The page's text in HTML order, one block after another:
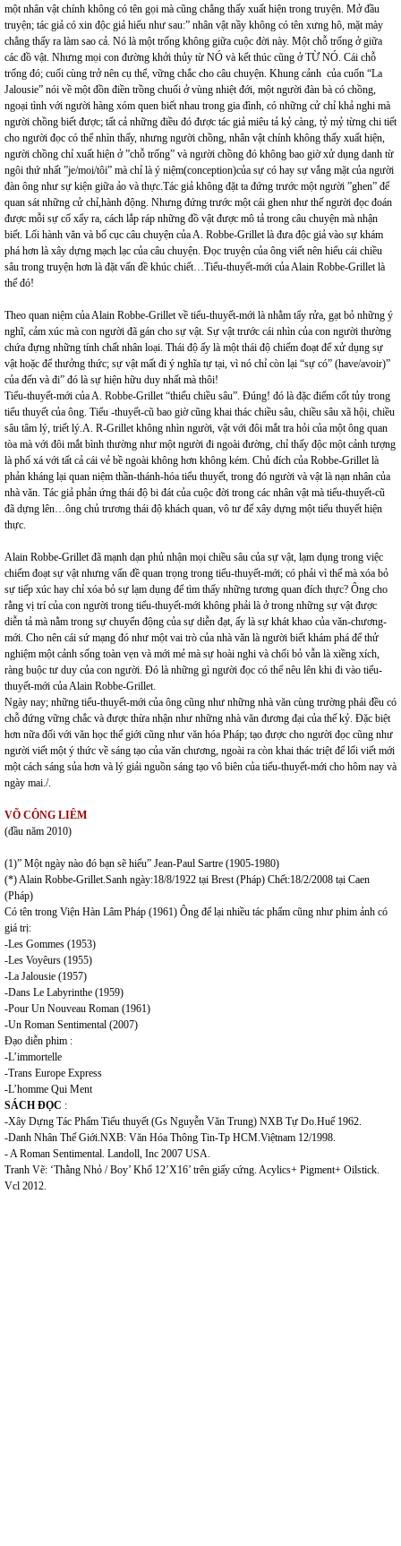
một nhân vật chính không có tên gọi mà cũng chẳng thấy xuất hiện trong truyện. Mở đầu
truyện; tác giả có xin độc giả hiểu như sau:” nhân vật nầy không có tên xưng hô, mặt mày
chẳng thấy ra làm sao cả. Nó là một trống không giữa cuộc đời này. Một chỗ trống ở giữa
các đồ vật. Nhưng mọi con đường khởi thủy từ NÓ và kết thúc cũng ở TỪ NÓ. Cái chỗ
trống đó; cuối cùng trở nên cụ thể, vững chắc cho câu chuyện. Khung cảnh của cuốn “La
Jalousie” nói về một đồn điền trồng chuối ở vùng nhiệt đới, một người đàn bà có chồng,
ngoại tình với người hàng xóm quen biết nhau trong gia đình, có những cử chỉ khả nghi mà
người chồng biết được; tất cả những điều đó được tác giả miêu tả kỷ càng, tỷ mỷ từng chi tiết
cho người đọc có thể nhìn thấy, nhưng người chồng, nhân vật chính không thấy xuất hiện,
người chồng chỉ xuất hiện ở ”chỗ trống” và người chồng đó không bao giờ xử dụng danh từ
ngôi thứ nhất ”je/moi/tôi” mà chỉ là ý niệm(conception)của sự có hay sự vắng mặt của người
đàn ông như sự kiện giữa ảo và thực.Tác giả không đặt ta đứng trước một người ”ghen” để
quan sát những cử chỉ,hành động. Nhưng đứng trước một cái ghen như thế người đọc đoán
được mỗi sự cố xẩy ra, cách lắp ráp những đồ vật được mô tả trong câu chuyện mà nhận
biết. Lối hành văn và bố cục câu chuyện của A. Robbe-Grillet là đưa độc giả vào sự khám
phá hơn là xây dựng mạch lạc của câu chuyện. Đọc truyện của ông viết nên hiểu cái chiều
sâu trong truyện hơn là đặt vấn đề khúc chiết…Tiểu-thuyết-mới của Alain Robbe-Grillet là
thế đó!
Theo quan niệm của Alain Robbe-Grillet về tiểu-thuyết-mới là nhằm tẩy rửa, gạt bỏ những ý
nghĩ, cảm xúc mà con người đã gán cho sự vật. Sự vật trước cái nhìn của con người thường
chứa đựng những tính chất nhân loại. Thái độ ấy là một thái độ chiếm đoạt để xử dụng sự
vật hoặc để thưởng thức; sự vật mất đi ý nghĩa tự tại, vì nó chỉ còn lại “sự có” (have/avoir)”
của đến và đi” đó là sự hiện hữu duy nhất mà thôi!
Tiểu-thuyết-mới của A. Robbe-Grillet “thiếu chiều sâu”. Đúng! đó là đặc điểm cốt tủy trong
tiểu thuyết của ông. Tiểu -thuyết-cũ bao giờ cũng khai thác chiều sâu, chiều sâu xã hội, chiều
sâu tâm lý, triết lý.A. R-Grillet không nhìn người, vật với đôi mắt tra hỏi của một ông quan
tòa mà với đôi mắt bình thường như một người đi ngoài đường, chỉ thấy độc một cảnh tượng
là phố xá với tất cả cái vẻ bề ngoài không hơn không kém. Chủ đích của Robbe-Grillet là
phản kháng lại quan niệm thần-thánh-hóa tiểu thuyết, trong đó người và vật là nạn nhân của
nhà văn. Tác giả phản ứng thái độ bi đát của cuộc đời trong các nhân vật mà tiểu-thuyết-cũ
đã dựng lên…ông chủ trương thái độ khách quan, vô tư để xây dựng một tiểu thuyết hiện
thực.
Alain Robbe-Grillet đã mạnh dạn phủ nhận mọi chiều sâu của sự vật, lạm dụng trong việc
chiếm đoạt sự vật nhưng vấn đề quan trọng trong tiểu-thuyết-mới; có phải vì thế mà xóa bỏ
sự tiếp xúc hay chỉ xóa bỏ sự lạm dụng để tìm thấy những tương quan đích thực? Ông cho
rằng vị trí của con người trong tiểu-thuyết-mới không phải là ở trong những sự vật được
diễn tả mà nằm trong sự chuyển động của sự diễn đạt, ấy là sự khát khao của văn-chương-
mới. Cho nên cái sứ mạng đó như một vai trò của nhà văn là người biết khám phá để thử
nghiệm một cảnh sống toàn vẹn và mới mẻ mà sự hoài nghi và chối bỏ vẫn là xiềng xích,
ràng buộc tư duy của con người. Đó là những gì người đọc có thể nêu lên khi đi vào tiểu-
thuyết-mới của Alain Robbe-Grillet.
Ngày nay; những tiểu-thuyết-mới của ông cũng như những nhà văn cùng trường phái đều có
chỗ đứng vững chắc và được thừa nhận như những nhà văn đương đại của thế kỷ. Đặc biệt
hơn nữa đối với văn học thế giới cũng như văn hóa Pháp; tạo được cho người đọc cũng như
người viết một ý thức về sáng tạo của văn chương, ngoài ra còn khai thác triệt để lối viết mới
một cách sáng sủa hơn và lý giải nguồn sáng tạo vô biên của tiểu-thuyết-mới cho hôm nay và
ngày mai./.
VÕ CÔNG LIÊM
(đầu năm 2010)
(1)” Một ngày nào đó bạn sẽ hiểu” Jean-Paul Sartre (1905-1980)
(*) Alain Robbe-Grillet.Sanh ngày:18/8/1922 tại Brest (Pháp) Chết:18/2/2008 tại Caen
(Pháp)
Có tên trong Viện Hàn Lâm Pháp (1961) Ông để lại nhiều tác phẩm cũng như phim ảnh có
giá trị:
-Les Gommes (1953)
-Les Voyêurs (1955)
-La Jalousie (1957)
-Dans Le Labyrinthe (1959)
-Pour Un Nouveau Roman (1961)
-Un Roman Sentimental (2007)
Đạo diễn phim :
-L’immortelle
-Trans Europe Express
-L’homme Qui Ment
SÁCH ĐỌC :
-Xây Dựng Tác Phẩm Tiểu thuyết (Gs Nguyễn Văn Trung) NXB Tự Do.Huế 1962.
-Danh Nhân Thế Giới.NXB: Văn Hóa Thông Tin-Tp HCM.Việtnam 12/1998.
- A Roman Sentimental. Landoll, Inc 2007 USA.
Tranh Vẽ: ‘Thằng Nhỏ / Boy’ Khổ 12’X16’ trên giấy cứng. Acylics+ Pigment+ Oilstick.
Vcl 2012.